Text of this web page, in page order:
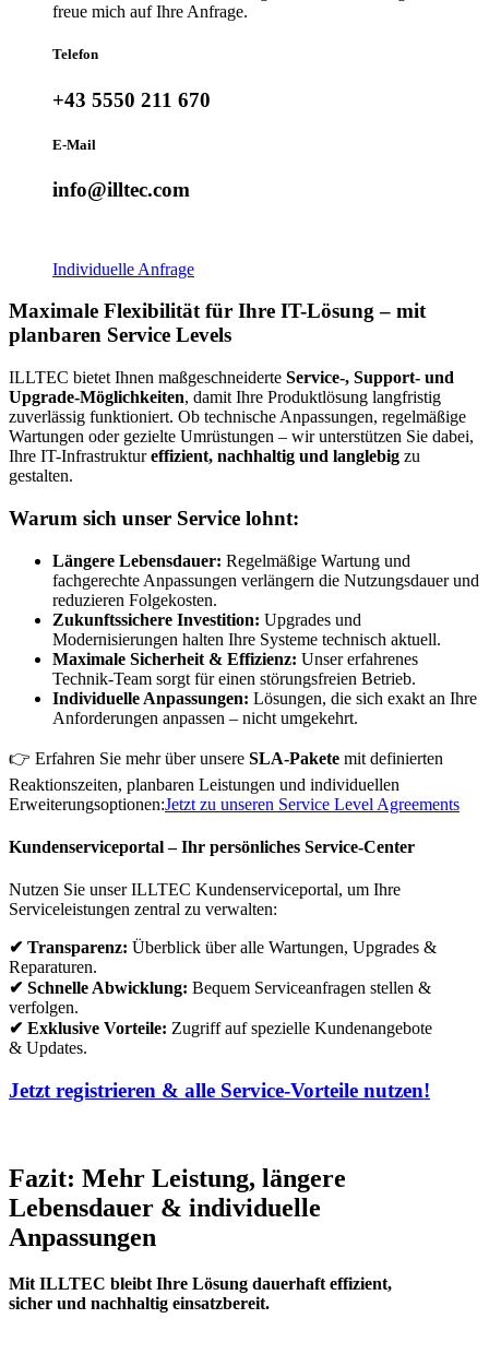
freue mich auf Ihre Anfrage.
Telefon
+43 5550 211 670
E-Mail
info@illtec.com
Individuelle Anfrage
Maximale Flexibilität für Ihre IT-Lösung – mit
planbaren Service Levels
ILLTEC bietet Ihnen maßgeschneiderte Service-, Support- und
Upgrade-Möglichkeiten, damit Ihre Produktlösung langfristig
zuverlässig funktioniert. Ob technische Anpassungen, regelmäßige
Wartungen oder gezielte Umrüstungen – wir unterstützen Sie dabei,
Ihre IT-Infrastruktureffizient, nachhaltig und langlebig zu
gestalten.
Warum sich unser Service lohnt:
Längere Lebensdauer: Regelmäßige Wartung und
fachgerechte Anpassungen verlängern die Nutzungsdauer und
reduzieren Folgekosten.
Zukunftssichere Investition: Upgrades und
Modernisierungen halten Ihre Systeme technisch aktuell.
Maximale Sicherheit & Effizienz: Unser erfahrenes
Technik-Team sorgt für einen störungsfreien Betrieb.
Individuelle Anpassungen: Lösungen, die sich exakt an Ihre
Anforderungen anpassen – nicht umgekehrt.
👉 Erfahren Sie mehr über unsere SLA-Pakete mit definierten
Reaktionszeiten, planbaren Leistungen und individuellen
Erweiterungsoptionen:Jetzt zu unseren Service Level Agreements
Kundenserviceportal – Ihr persönliches Service-Center
Nutzen Sie unser ILLTEC Kundenserviceportal, um Ihre
Serviceleistungen zentral zu verwalten:
✔ Transparenz: Überblick über alle Wartungen, Upgrades &
Reparaturen.
✔ Schnelle Abwicklung: Bequem Serviceanfragen stellen &
verfolgen.
✔ Exklusive Vorteile: Zugriff auf spezielle Kundenangebote
& Updates.
Jetzt registrieren & alle Service-Vorteile nutzen!
Fazit: Mehr Leistung, längere
Lebensdauer & individuelle
Anpassungen
Mit ILLTEC bleibt Ihre Lösung dauerhaft effizient,
sicher und nachhaltig einsatzbereit.